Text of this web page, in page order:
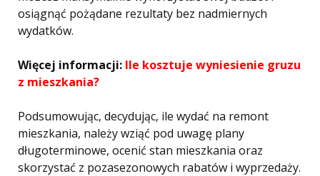
osiągnąć pożądane rezultaty bez nadmiernych
wydatków.
Więcej informacji: Ile kosztuje wyniesienie gruzu
z mieszkania?
Podsumowując, decydując, ile wydać na remont
mieszkania, należy wziąć pod uwagę plany
długoterminowe, ocenić stan mieszkania oraz
skorzystać z pozasezonowych rabatów i wyprzedaży.